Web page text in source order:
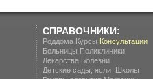
СПРАВОЧНИКИ:
Роддома Курсы Консультации
Больницы Поликлиники
Лекарства Болезни
Детские сады, ясли Школы